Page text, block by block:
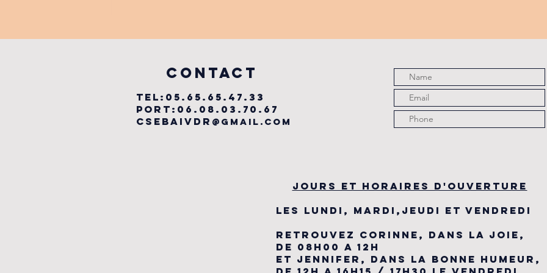
MUSICAL
COntact
TEL:05.65.65.47.33
PORT:06.08.03.70.67
csebaivdr @gmail.com
JOURS ET HORAIRES D'OUVERTURE
LES LUNDI, MARDI,JEUDI ET VENDREDI
RETROUVEZ CORINNE, DANS LA JOIE,
DE 08H00 A 12H
ET JENNIFER, DANS LA BONNE HUMEUR,